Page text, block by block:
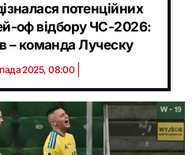
потенційних
оф відбору ЧС-2026:
– команда Луческу
2025, 08:00